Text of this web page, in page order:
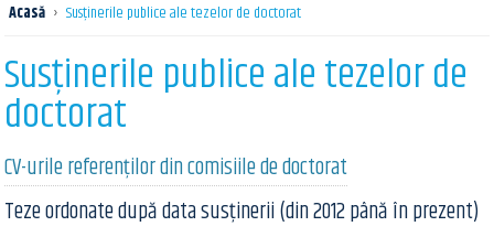
Acasă › Susţinerile publice ale tezelor de doctorat
Susţinerile publice ale tezelor de
doctorat
CV-urile referenților din comisiile de doctorat
Teze ordonate după data susținerii (din 2012 până în prezent)